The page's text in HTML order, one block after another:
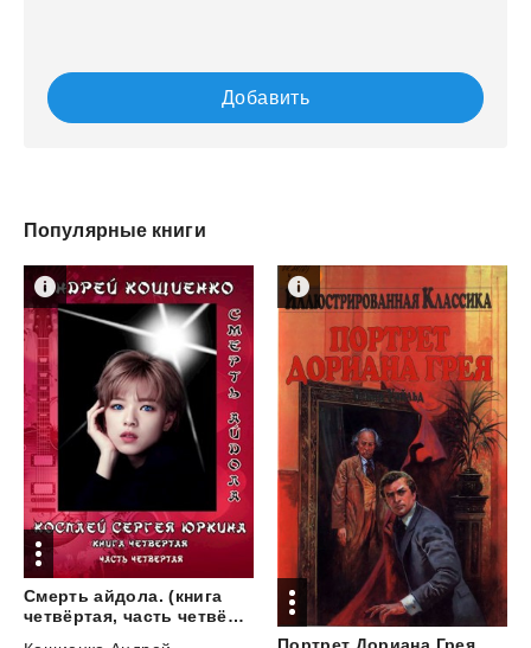
Добавить
Популярные книги
Смерть айдола. (книга
четвёртая, часть четвёртая)
Портрет Дориана Грея